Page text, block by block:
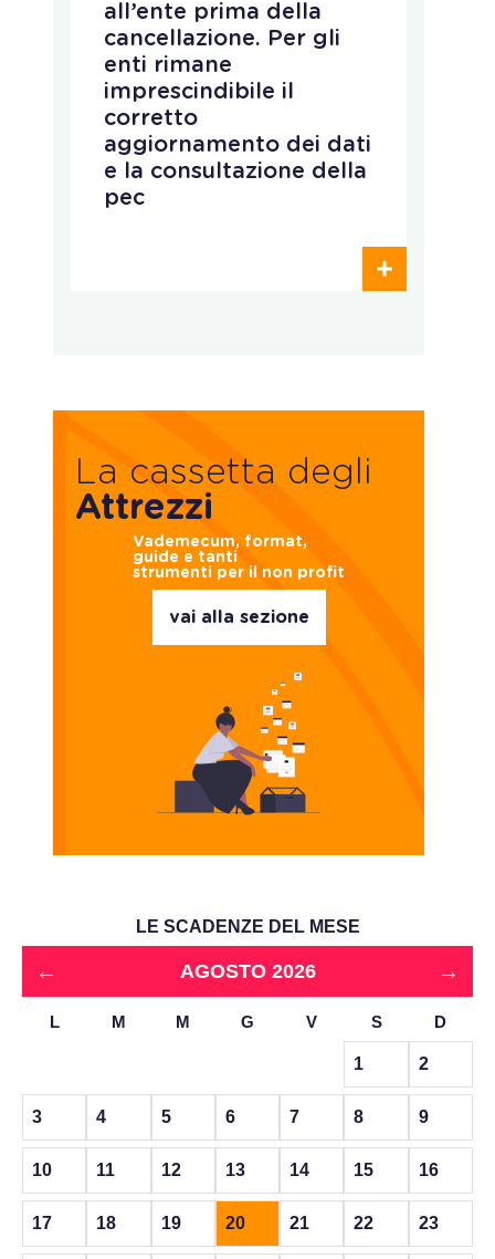
all’ente prima della
cancellazione. Per gli
enti rimane
imprescindibile il
corretto
aggiornamento dei dati
e la consultazione della
pec
La cassetta degli
Attrezzi
Vademecum, format,
guide e tanti
strumenti per il non profit
vai alla sezione
LE SCADENZE DEL MESE
← AGOSTO 2026 →
L M M G V S D
1 2
3 4 5 6 7 8 9
10 11 12 13 14 15 16
17 18 19 20 21 22 23